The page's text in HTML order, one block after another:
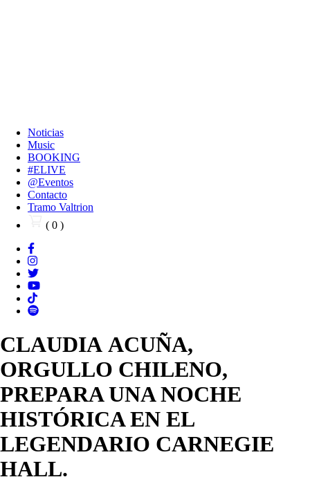
Noticias
Music
BOOKING
#ELIVE
@Eventos
Contacto
Tramo Valtrion
( 0 )
CLAUDIA ACUÑA,
ORGULLO CHILENO,
PREPARA UNA NOCHE
HISTÓRICA EN EL
LEGENDARIO CARNEGIE
HALL.